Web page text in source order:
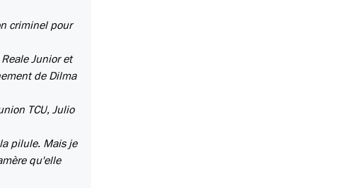
criminel pour
Junior et
de Dilma
TCU, Julio
pilule. Mais je
qu'elle